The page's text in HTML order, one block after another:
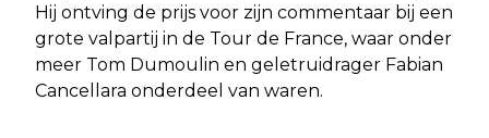
Hij ontving de prijs voor zijn commentaar bij een
grote valpartij in de Tour de France, waar onder
meer Tom Dumoulin en geletruidrager Fabian
Cancellara onderdeel van waren.